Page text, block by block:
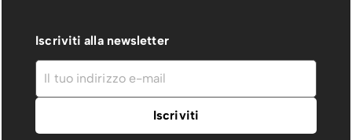
Iscriviti alla newsletter